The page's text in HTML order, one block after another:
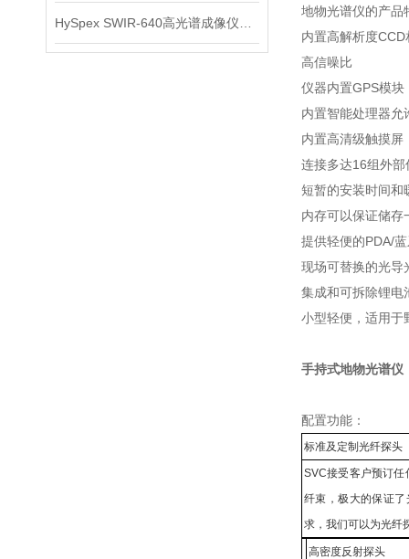
地物光谱仪的产品
内置高解析度
高信噪比
仪器内置GPS模块
内置智能处理器允
内置高清级触摸屏
连接多达16组外
短暂的安装时间和
内存可以保证储存
提供轻便的PDA/
现场可替换的光导
集成和可拆除锂电
小型轻便，适用于
手持式地物光谱
配置功能：
标准及定制光纤探头
SVC接受客户预订
纤束，极大的保证
求，我们可以为光纤
高密度反射探头